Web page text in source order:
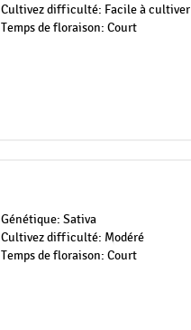
Cultivez difficulté: Facile à cultiver
Temps de floraison: Court
Génétique: Sativa
Cultivez difficulté: Modéré
Temps de floraison: Court